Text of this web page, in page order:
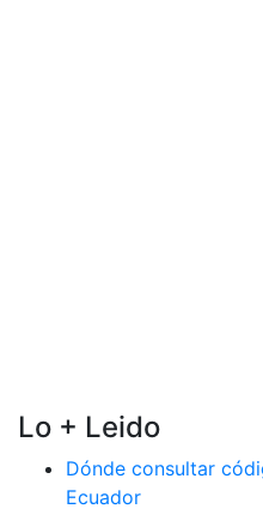
Lo + Leido
Dónde consultar
Ecuador